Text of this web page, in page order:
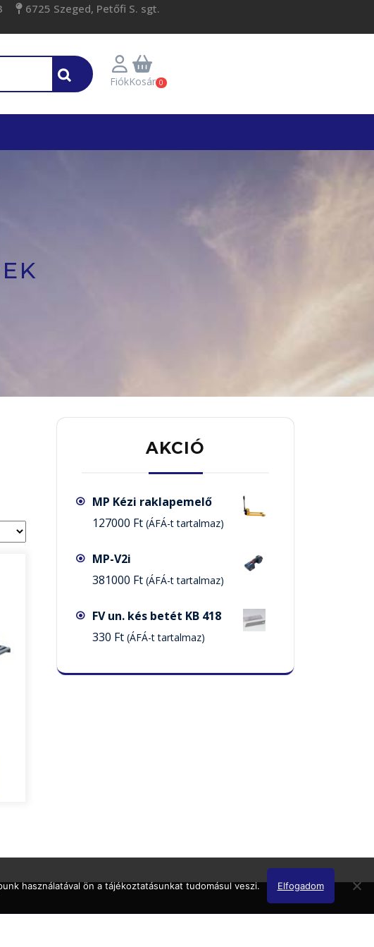
6725 Szeged, Petőfi S. sgt.
FiókKosár 0
AKCIÓ
MP Kézi raklapemelő
127000 Ft (ÁFÁ-t tartalmaz)
MP-V2i
381000 Ft (ÁFÁ-t tartalmaz)
FV un. kés betét KB 418
330 Ft (ÁFÁ-t tartalmaz)
használatával ön a tájékoztatásunkat tudomásul veszi. Elfogadom